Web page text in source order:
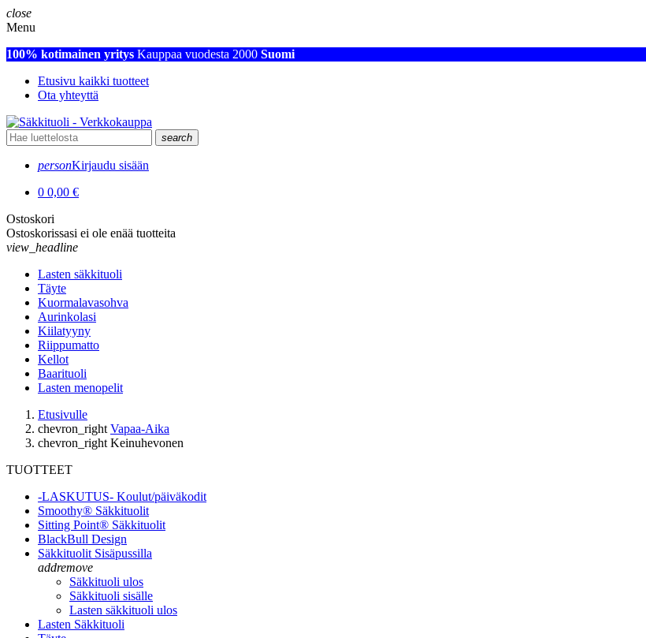
close
Menu
100% kotimainen yritys Kauppaa vuodesta 2000 Suomi
Etusivu kaikki tuotteet
Ota yhteyttä
search
personKirjaudu sisään
0 0,00 €
Ostoskori
Ostoskorissasi ei ole enää tuotteita
view_headline
Lasten säkkituoli
Täyte
Kuormalavasohva
Aurinkolasi
Kiilatyyny
Riippumatto
Kellot
Baarituoli
Lasten menopelit
Etusivulle
chevron_right Vapaa-Aika
chevron_right Keinuhevonen
TUOTTEET
-LASKUTUS- Koulut/päiväkodit
Smoothy® Säkkituolit
Sitting Point® Säkkituolit
BlackBull Design
Säkkituolit Sisäpussilla
addremove
Säkkituoli ulos
Säkkituoli sisälle
Lasten säkkituoli ulos
Lasten Säkkituoli